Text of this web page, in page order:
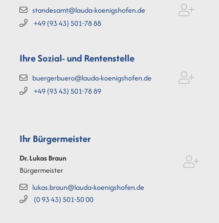
standesamt@lauda-koenigshofen.de
+49 (9343) 501-7888
Ihre Sozial- und Rentenstelle
buergerbuero@lauda-koenigshofen.de
+49 (9343) 501-7889
Ihr Bürgermeister
Dr. LukasBraun
Bürgermeister
lukas.braun@lauda-koenigshofen.de
(09343) 501-5000